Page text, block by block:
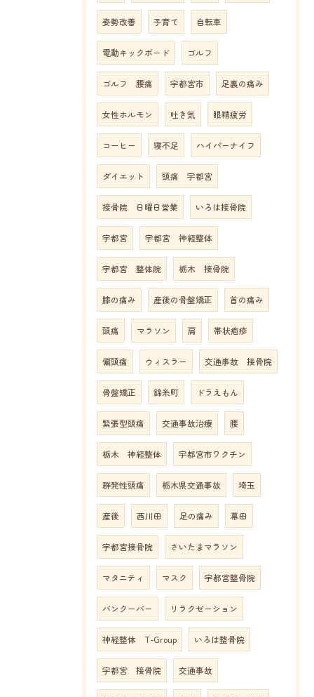
姿勢改善 子育て 自転車
電動キックボード ゴルフ
ゴルフ 腰痛 宇都宮市 足裏の痛み
女性ホルモン 吐き気 眼精疲労
コーヒー 寝不足 ハイパーナイフ
ダイエット 頭痛 宇都宮
接骨院 日曜日営業 いろは接骨院
宇都宮 宇都宮 神経整体
宇都宮 整体院 栃木 接骨院
膝の痛み 産後の骨盤矯正 首の痛み
頭痛 マラソン 肩 帯状疱疹
偏頭痛 ウィスラー 交通事故 接骨院
骨盤矯正 錦糸町 ドラえもん
緊張型頭痛 交通事故治療 腰
栃木 神経整体 宇都宮市ワクチン
群発性頭痛 栃木県交通事故 埼玉
産後 西川田 足の痛み 幕田
宇都宮接骨院 さいたまマラソン
マタニティ マスク 宇都宮整骨院
バンクーバー リラクゼーション
神経整体 T-Group いろは整骨院
宇都宮 接骨院 交通事故